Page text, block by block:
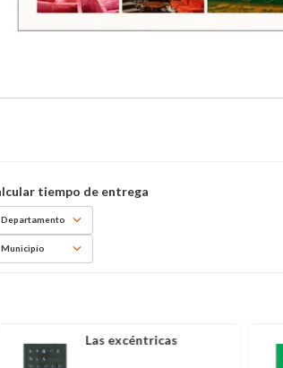
Departamento
Municipio
Las excéntricas